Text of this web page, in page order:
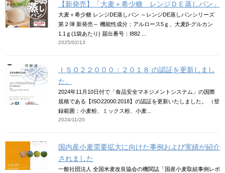
【新発売】「大麦＋希少糖 レンジＤＥ蒸しパン」
大麦＋希少糖 レンジDE蒸しパン ～レンジDE蒸しパンシリーズ
第２弾 新発売～ 機能性成分：アルロース5ｇ、大麦β-グルカン
1.1ｇ(1袋あたり) 届出番号：I882 ...
2025/02/13
ＩＳＯ２２０００：２０１８ の認証を更新しまし
た。
2024年11月10日付で「食品安全マネジメントシステム」の国際
規格である【ISO22000:2018】の認証を更新いたしました。 （登
録範囲：小麦粉、ミックス粉、小麦...
2024/11/20
国内産小麦需要拡大に向けた事例および実績が紹介
されました
一般社団法人 全国米麦改良協会の機関誌「国産小麦取組事例レポ